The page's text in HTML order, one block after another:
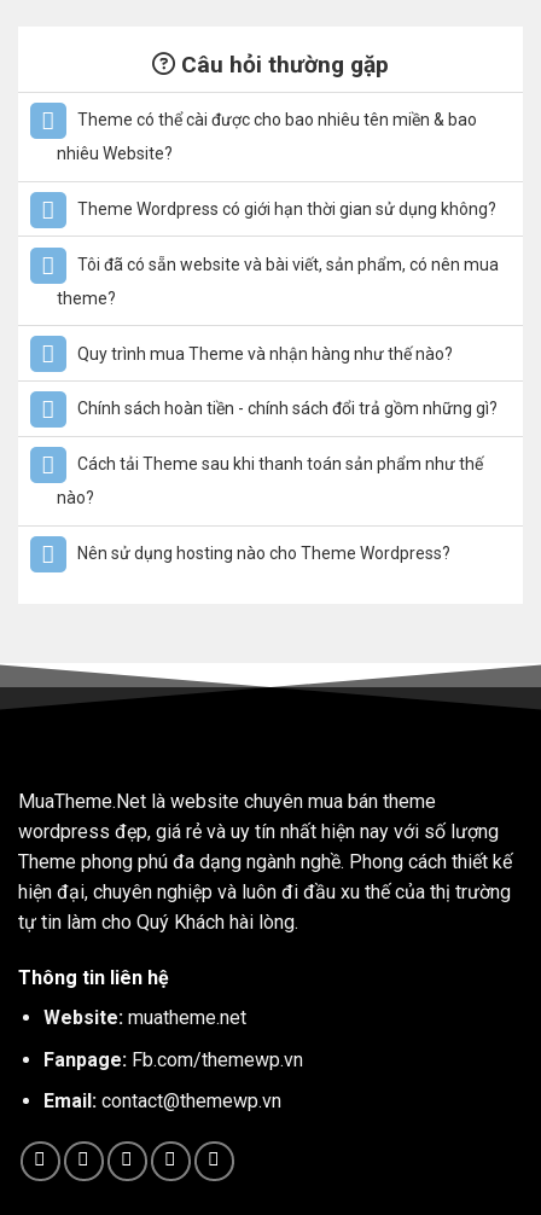
Câu hỏi thường gặp
Theme có thể cài được cho bao nhiêu tên miền & bao
nhiêu Website?
Theme Wordpress có giới hạn thời gian sử dụng không?
Tôi đã có sẵn website và bài viết, sản phẩm, có nên mua
theme?
Quy trình mua Theme và nhận hàng như thế nào?
Chính sách hoàn tiền - chính sách đổi trả gồm những gì?
Cách tải Theme sau khi thanh toán sản phẩm như thế
nào?
Nên sử dụng hosting nào cho Theme Wordpress?
MuaTheme.Net là website chuyên mua bán theme
wordpress đẹp, giá rẻ và uy tín nhất hiện nay với số lượng
Theme phong phú đa dạng ngành nghề. Phong cách thiết kế
hiện đại, chuyên nghiệp và luôn đi đầu xu thế của thị trường
tự tin làm cho Quý Khách hài lòng.
Thông tin liên hệ
Website: muatheme.net
Fanpage: Fb.com/themewp.vn
Email: contact@themewp.vn